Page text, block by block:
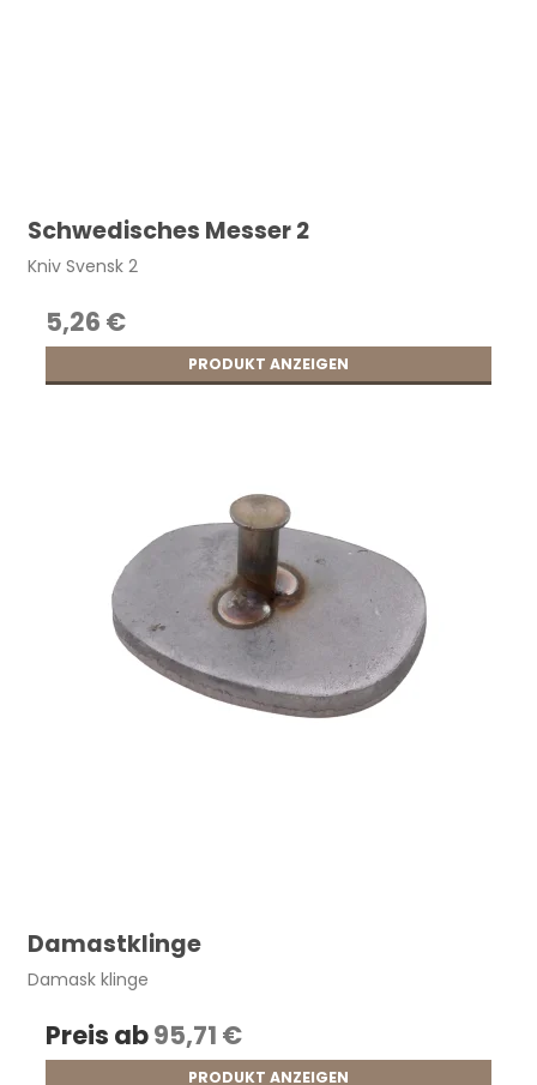
Schwedisches Messer 2
Kniv Svensk 2
5,26 €
PRODUKT ANZEIGEN
Damastklinge
Damask klinge
Preis ab95,71 €
PRODUKT ANZEIGEN